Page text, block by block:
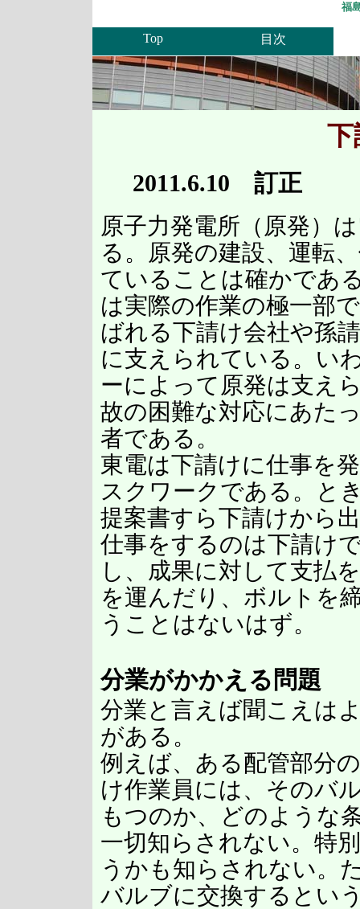
福
Top 目次
下
2011.6.10 訂正
原子力発電所（原発）
る。原発の建設、運転
ていることは確かであ
は実際の作業の極一部
ばれる下請け会社や孫
に支えられている。い
ーによって原発は支え
故の困難な対応にあた
者である。
東電は下請けに仕事を
スクワークである。と
提案書すら下請けから
仕事をするのは下請け
し、成果に対して支払
を運んだり、ボルトを
うことはないはず。
分業がかかえる問題
分業と言えば聞こえは
がある。
例えば、ある配管部分
け作業員には、そのバ
もつのか、どのような
一切知らされない。特
うかも知らされない。
バルブに交換するとい